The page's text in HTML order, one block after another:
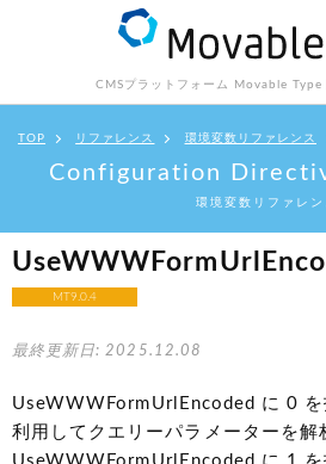
CMSプラットフォーム Movable Type
TOP リファレンス 環境変数リファレンス
Configuration
環境変数リファレン
MT9.0.4
最終更新日: 2025.12.08
UseWWWFormUrlEncoded に 0 を
利用してクエリーパラメーターを解